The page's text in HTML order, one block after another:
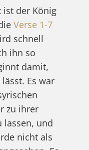
ist der König
Verse 1-7
schnell
ihn so
damit,
Es war
zu ihrer
lassen, und
nicht als